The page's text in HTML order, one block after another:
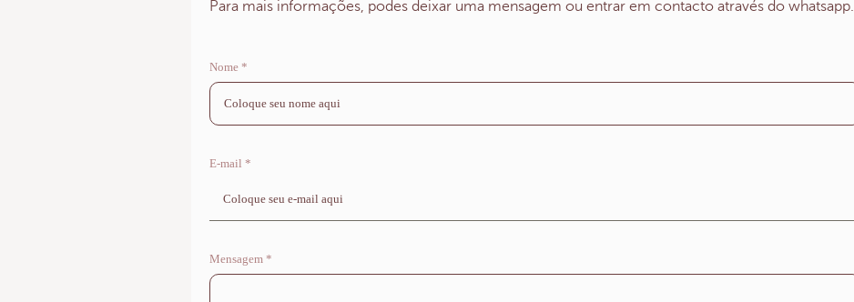
Para mais informações, podes deixar uma mensagem ou entrar em contacto através do whatsapp.
Nome *
E-mail *
Mensagem *